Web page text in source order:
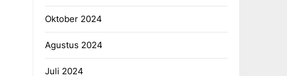
Oktober 2024
Agustus 2024
Juli 2024